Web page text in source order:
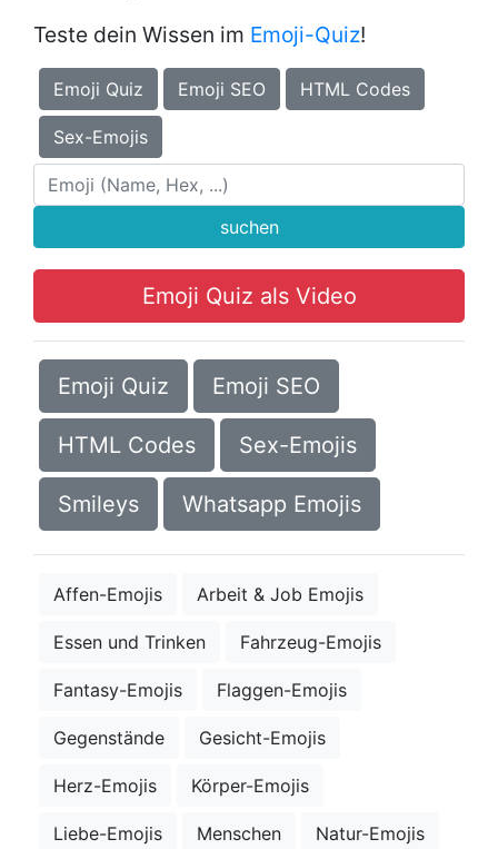
Teste dein Wissen im Emoji-Quiz!
Emoji Quiz Emoji SEO HTML Codes
Sex-Emojis
suchen
Emoji Quiz als Video
Emoji Quiz Emoji SEO
HTML Codes Sex-Emojis
Smileys Whatsapp Emojis
Affen-Emojis Arbeit & Job Emojis
Essen und Trinken Fahrzeug-Emojis
Fantasy-Emojis Flaggen-Emojis
Gegenstände Gesicht-Emojis
Herz-Emojis Körper-Emojis
Liebe-Emojis Menschen Natur-Emojis